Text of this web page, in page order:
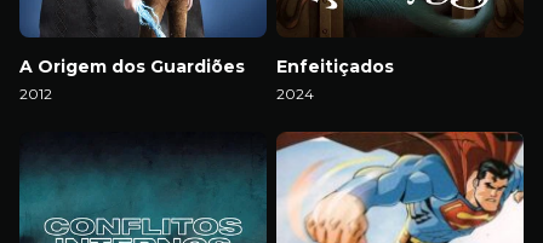
A Origem dos Guardiões
2012
Enfeitiçados
2024